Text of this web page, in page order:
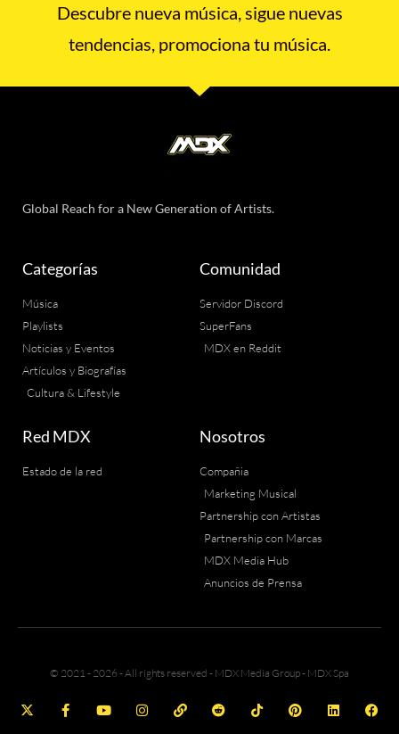
Descubre nueva música, sigue nuevas
tendencias, promociona tu música.
Global Reach for a New Generation of Artists.
Categorías
Música
Playlists
Noticias y Eventos
Artículos y Biografías
Cultura & Lifestyle
Comunidad
Servidor Discord
SuperFans
MDX en Reddit
Red MDX
Estado de la red
Nosotros
Compañia
Marketing Musical
Partnership con Artistas
Partnership con Marcas
MDX Media Hub
Anuncios de Prensa
© 2021 - 2026 - All rights reserved - MDX Media Group - MDX Spa